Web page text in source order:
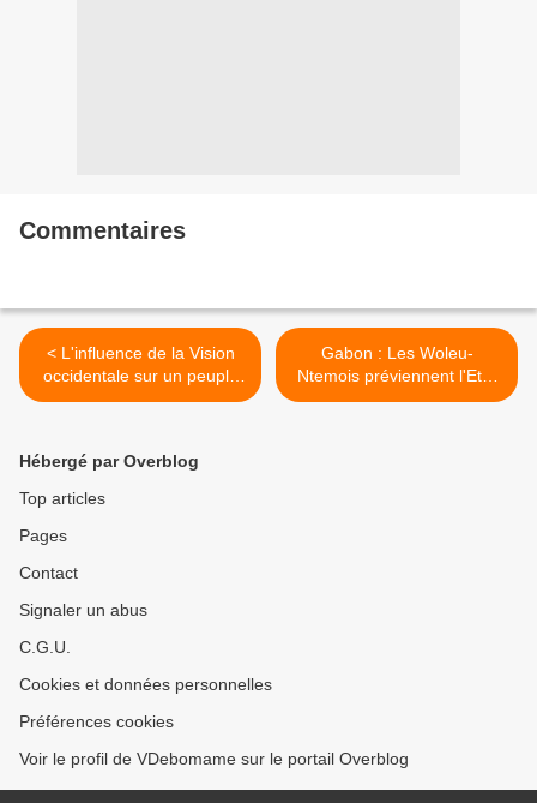
Commentaires
< L'influence de la Vision
occidentale sur un peuple
d'Afrique noire:
Gabon : Les Woleu-
Ntemois préviennent l'Etat
gabonais sur le projet
Hébergé par Overblog
Top articles
Pages
Contact
Signaler un abus
C.G.U.
Cookies et données personnelles
Préférences cookies
Voir le profil de VDebomame sur le portail Overblog